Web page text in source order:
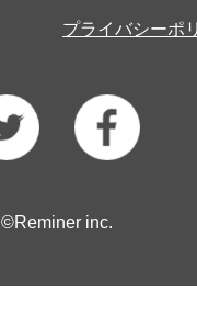
プライバシーポ
©Reminer inc.